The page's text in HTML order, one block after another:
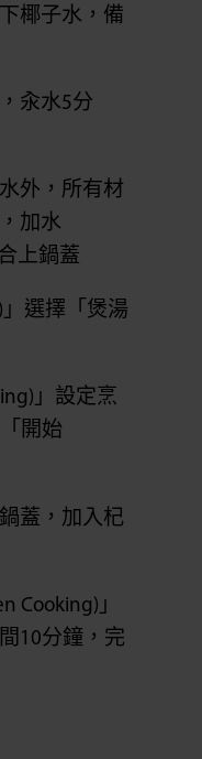
椰子水，備
汆水5分
外，所有材
加水
上鍋蓋
選擇「煲湯
」設定烹
開始
蓋，加入杞
Cooking)」
10分鐘，完